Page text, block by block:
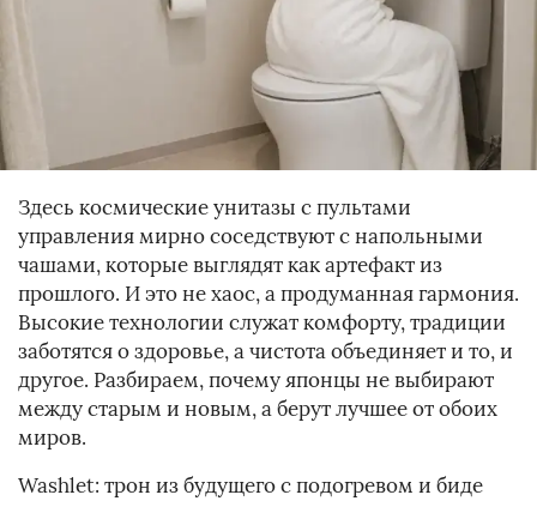
Здесь космические унитазы с пультами
управления мирно соседствуют с напольными
чашами, которые выглядят как артефакт из
прошлого. И это не хаос, а продуманная гармония.
Высокие технологии служат комфорту, традиции
заботятся о здоровье, а чистота объединяет и то, и
другое. Разбираем, почему японцы не выбирают
между старым и новым, а берут лучшее от обоих
миров.
Washlet: трон из будущего с подогревом и биде